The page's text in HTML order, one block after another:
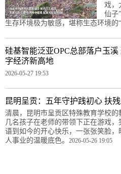
戏，
仙子
生存环境极为敏感，堪称生态环境的“
硅基智能泛亚OPC总部落户玉
字经济新高地
2026-05-27 19:53
昆明呈贡：五年守护践初心 扶
清晨，昆明市呈贡区特殊教育学校的
几名孩子在老师的带领下正在游戏
语到如今的开心快乐，一张张笑脸
人事业的温暖底色。 2026-05-26 19:05